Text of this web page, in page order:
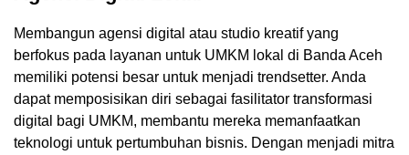
Membangun agensi digital atau studio kreatif yang
berfokus pada layanan untuk UMKM lokal di Banda Aceh
memiliki potensi besar untuk menjadi trendsetter. Anda
dapat memposisikan diri sebagai fasilitator transformasi
digital bagi UMKM, membantu mereka memanfaatkan
teknologi untuk pertumbuhan bisnis. Dengan menjadi mitra